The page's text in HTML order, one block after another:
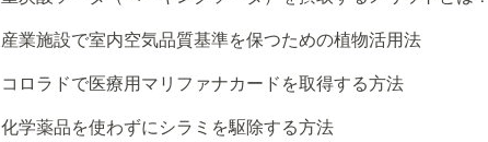
産業施設で室内空気品質基準を保つための植物活用法
コロラドで医療用マリファナカードを取得する方法
化学薬品を使わずにシラミを駆除する方法